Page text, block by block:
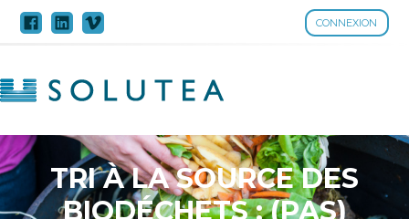
CONNEXION
Aller
TRI À LA SOURCE DES
BIODÉCHETS : (PAS)